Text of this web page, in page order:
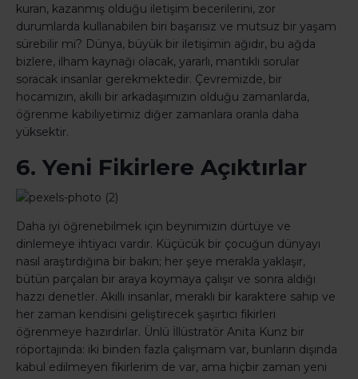
kuran, kazanmış olduğu iletişim becerilerini, zor
durumlarda kullanabilen biri başarısız ve mutsuz bir yaşam
sürebilir mi? Dünya, büyük bir iletişimin ağıdır, bu ağda
bizlere, ilham kaynağı olacak, yararlı, mantıklı sorular
soracak insanlar gerekmektedir. Çevremizde, bir
hocamızın, akıllı bir arkadaşımızın olduğu zamanlarda,
öğrenme kabiliyetimiz diğer zamanlara oranla daha
yüksektir.
6. Yeni Fikirlere Açıktırlar
Daha iyi öğrenebilmek için beynimizin dürtüye ve
dinlemeye ihtiyacı vardır. Küçücük bir çocuğun dünyayı
nasıl araştırdığına bir bakın; her şeye merakla yaklaşır,
bütün parçaları bir araya koymaya çalışır ve sonra aldığı
hazzı denetler. Akıllı insanlar, meraklı bir karaktere sahip ve
her zaman kendisini geliştirecek şaşırtıcı fikirleri
öğrenmeye hazırdırlar. Ünlü İllüstratör Anita Kunz bir
röportajında: iki binden fazla çalışmam var, bunların dışında
kabul edilmeyen fikirlerim de var, ama hiçbir zaman yeni